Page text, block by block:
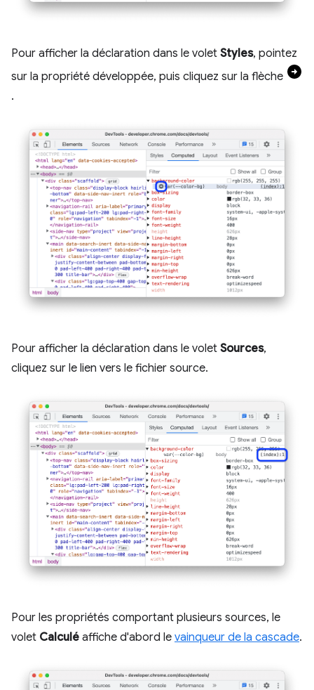
Pour afficher la déclaration dans le volet Styles, pointez
sur la propriété développée, puis cliquez sur la flèche
.
Pour afficher la déclaration dans le volet Sources,
cliquez sur le lien vers le fichier source.
Pour les propriétés comportant plusieurs sources, le
volet Calculé affiche d'abord le vainqueur de la cascade.